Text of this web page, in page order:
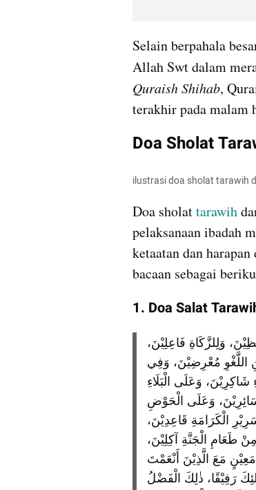
Selain berpahala
Allah Swt dalam
Quraish Shihab,
terakhir pada malam
Doa Sholat
ilustrasi doa sholat tarawih
Doa sholat tarawih
pelaksanaan ibadah
ketaatan dan
bacaan sebagai
1. Doa Salat